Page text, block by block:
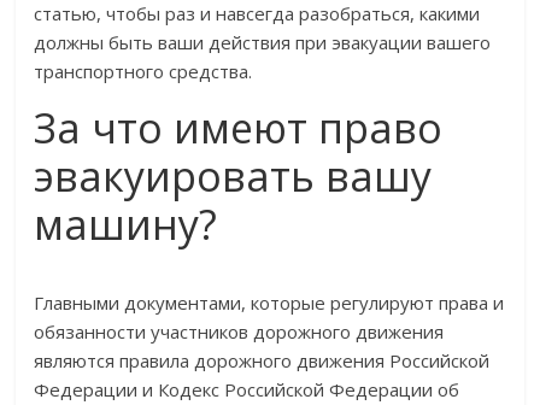
статью, чтобы раз и навсегда разобраться, какими
должны быть ваши действия при эвакуации вашего
транспортного средства.
За что имеют право
эвакуировать вашу
машину?
Главными документами, которые регулируют права и
обязанности участников дорожного движения
являются правила дорожного движения Российской
Федерации и Кодекс Российской Федерации об